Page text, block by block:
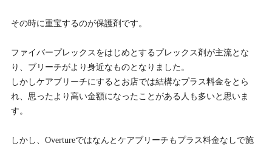
その時に重宝するのが保護剤です。
ファイバープレックスをはじめとするプレックス剤が主流とな
り、ブリーチがより身近なものとなりました。
しかしケアブリーチにするとお店では結構なプラス料金をとら
れ、思ったより高い金額になったことがある人も多いと思いま
す。
しかし、Overtureではなんとケアブリーチもプラス料金なしで施